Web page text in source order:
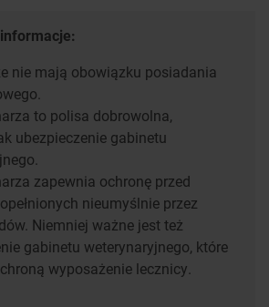
nie mają obowiązku posiadania
to polisa dobrowolna,
ubezpieczenie gabinetu
zapewnia ochronę przed
nieumyślnie przez
Niemniej ważne jest też
gabinetu weterynaryjnego, które
wyposażenie lecznicy.